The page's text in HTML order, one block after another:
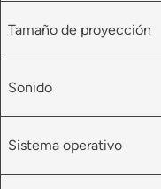
Tamaño de proyección
Sonido
Sistema operativo